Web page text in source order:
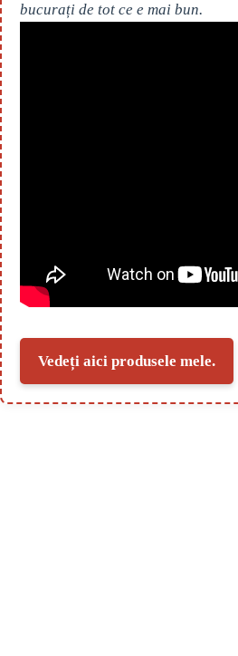
bucurați de tot ce e mai bun.
Vedeți aici produsele mele.